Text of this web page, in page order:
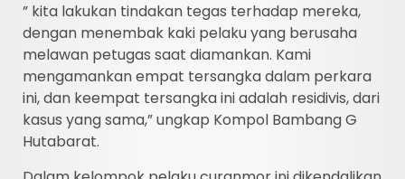
” kita lakukan tindakan tegas terhadap mereka,
dengan menembak kaki pelaku yang berusaha
melawan petugas saat diamankan. Kami
mengamankan empat tersangka dalam perkara
ini, dan keempat tersangka ini adalah residivis, dari
kasus yang sama,” ungkap Kompol Bambang G
Hutabarat.